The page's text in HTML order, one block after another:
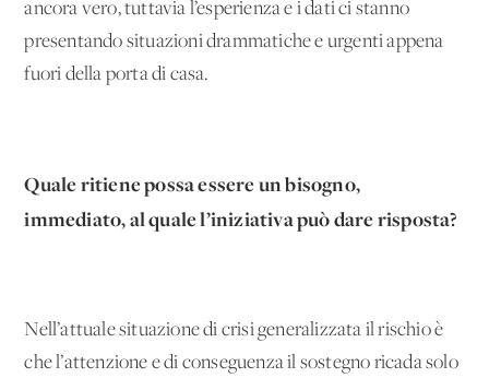
ancora vero, tuttavia l’esperienza e i dati ci stanno
presentando situazioni drammatiche e urgenti appena
fuori della porta di casa.
Quale ritiene possa essere un bisogno,
immediato, al quale l’iniziativa può dare risposta?
Nell’attuale situazione di crisi generalizzata il rischio è
che l’attenzione e di conseguenza il sostegno ricada solo